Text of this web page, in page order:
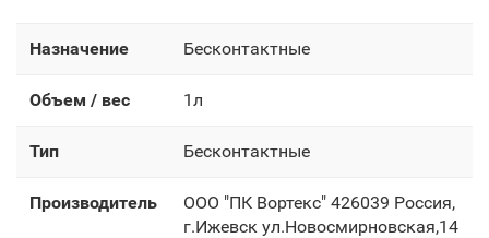
Назначение Бесконтактные
Объем / вес 1л
Тип Бесконтактные
Производитель
OOO "ПК Вортекс" 426039 Россия,
г.Ижевск ул.Новосмирновская,14